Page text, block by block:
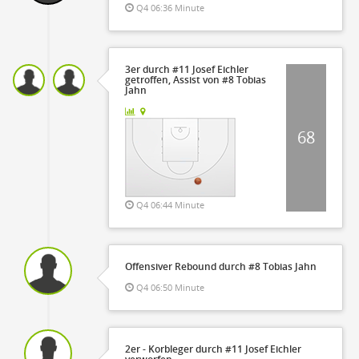
Q4 06:36 Minute
3er durch #11 Josef Eichler
getroffen, Assist von #8 Tobias
Jahn
Q4 06:44 Minute
68
Offensiver Rebound durch #8 Tobias Jahn
Q4 06:50 Minute
2er - Korbleger durch #11 Josef Eichler